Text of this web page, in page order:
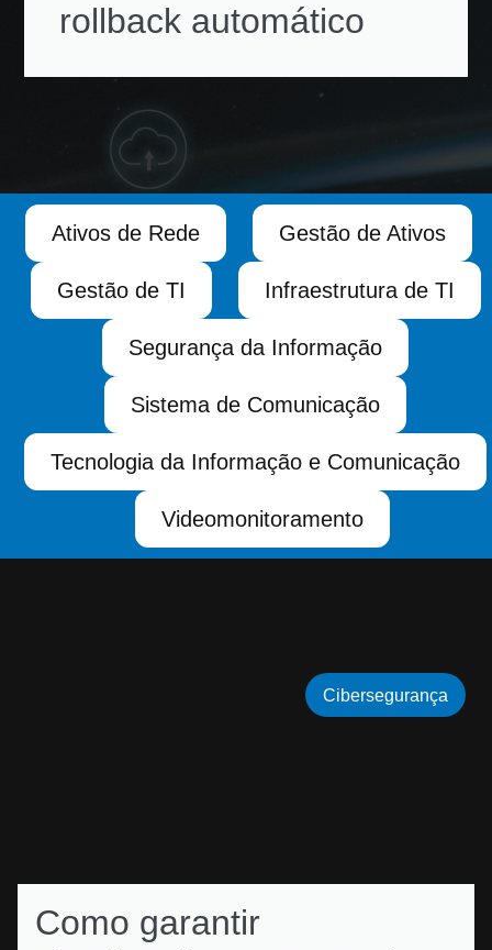
rollback automático
Ativos de Rede Gestão de Ativos
Gestão de TI Infraestrutura de TI
Segurança da Informação
Sistema de Comunicação
Tecnologia da Informação e Comunicação
Videomonitoramento
Como garantir
Cibersegurança